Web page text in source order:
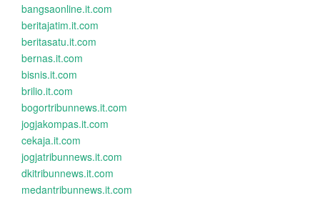
bangsaonline.it.com
beritajatim.it.com
beritasatu.it.com
bernas.it.com
bisnis.it.com
brilio.it.com
bogortribunnews.it.com
jogjakompas.it.com
cekaja.it.com
jogjatribunnews.it.com
dkitribunnews.it.com
medantribunnews.it.com